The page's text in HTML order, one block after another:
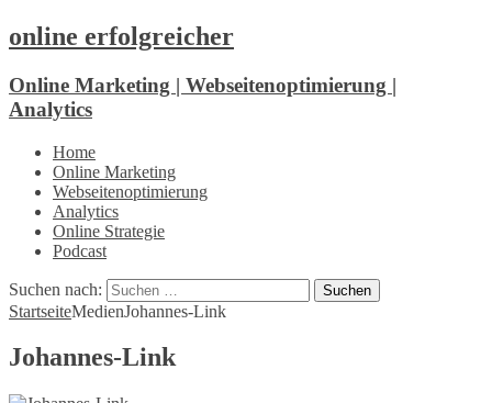
online erfolgreicher
Online Marketing | Webseitenoptimierung |
Analytics
Home
Online Marketing
Webseitenoptimierung
Analytics
Online Strategie
Podcast
Suchen nach:
StartseiteMedienJohannes-Link
Johannes-Link